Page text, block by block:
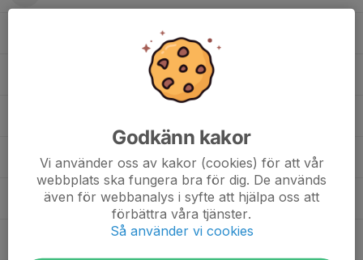
Dolt namn
Selma Mohamud
Godkänn kakor
Vi använder oss av kakor (cookies) för att vår
webbplats ska fungera bra för dig. De används
även för webbanalys i syfte att hjälpa oss att
förbättra våra tjänster.
Så använder vi cookies